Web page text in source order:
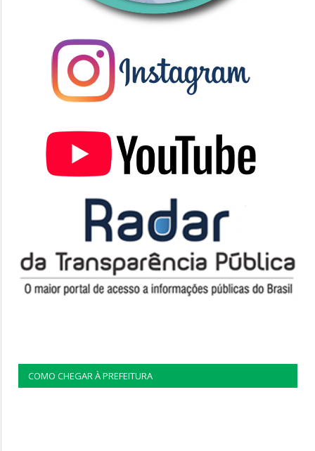
COMO CHEGAR À PREFEITURA